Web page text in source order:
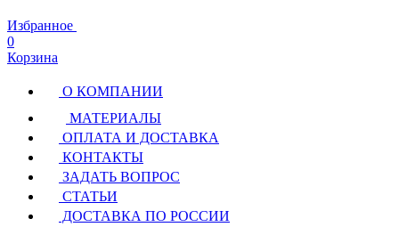
Избранное
0
Корзина
О КОМПАНИИ
МАТЕРИАЛЫ
ОПЛАТА И ДОСТАВКА
КОНТАКТЫ
ЗАДАТЬ ВОПРОС
СТАТЬИ
ДОСТАВКА ПО РОССИИ